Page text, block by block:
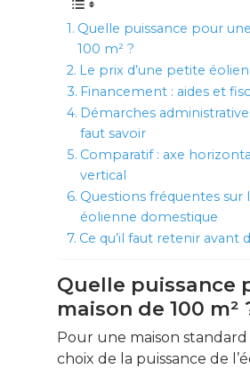
Quelle puissance pour
100 m² ?
Le prix d’une petite
Financement : aides et
Démarches
faut savoir
Comparatif : axe
vertical
Questions fréquentes sur
éolienne domestique
Ce qu’il faut retenir avant
Quelle puissance
maison de 100 m²
Pour une maison standard
choix de la puissance de